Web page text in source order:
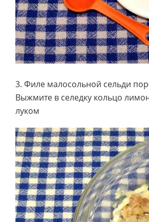
3. Филе малосольной сельди
Выжмите в селедку кольцо
луком